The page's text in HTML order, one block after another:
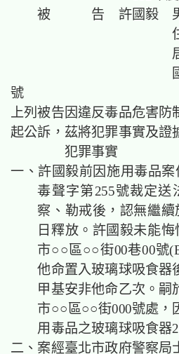
被　　　告　許國毅　男
住○○市○○
居臺北市○○區
國民身分證統
號
上列被告因違反毒品危害
起公訴，茲將犯罪事實及證
犯罪事實
一、許國毅前因施用毒品
毒聲字第255號裁定
察、勒戒後，認無繼
日釋放。許國毅未能
市○○區○○街00巷00號
他命置入玻璃球吸食器
甲基安非他命乙次。嗣
市○○區○○街000號處，
用毒品之玻璃球吸食器
二、案經臺北市政府警察局